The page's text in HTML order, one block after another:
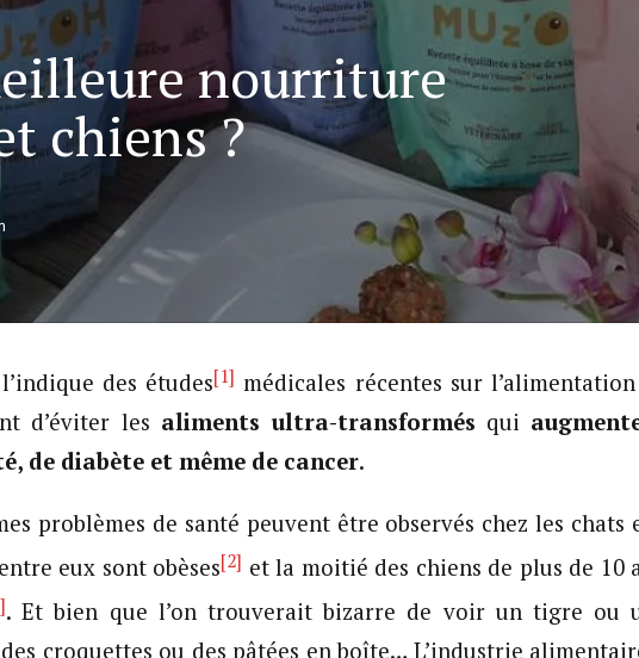
nourriture
chiens ?
des études[1] médicales récentes sur
d’éviter les aliments ultra-transformés qui
de diabète et même de cancer.
problèmes de santé peuvent être observés chez les chats
eux sont obèses[2] et la moitié des chiens de plus de 10
. Et bien que l’on trouverait bizarre de voir un tigre ou
croquettes ou des pâtées en boîte… L’industrie